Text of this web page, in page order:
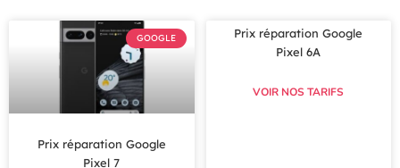
GOOGLE
Prix réparation Google
Pixel 7
Prix réparation Google
Pixel 6A
VOIR NOS TARIFS